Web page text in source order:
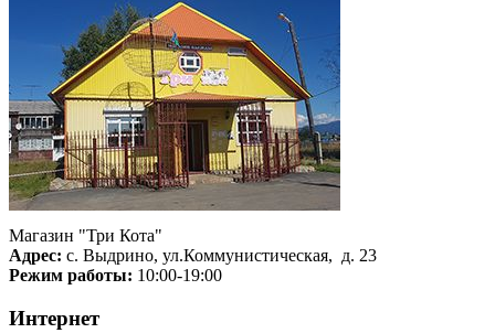
Магазин "Три Кота"
Адрес: с. Выдрино, ул.Коммунистическая, д. 23
Режим работы: 10:00-19:00
Интернет